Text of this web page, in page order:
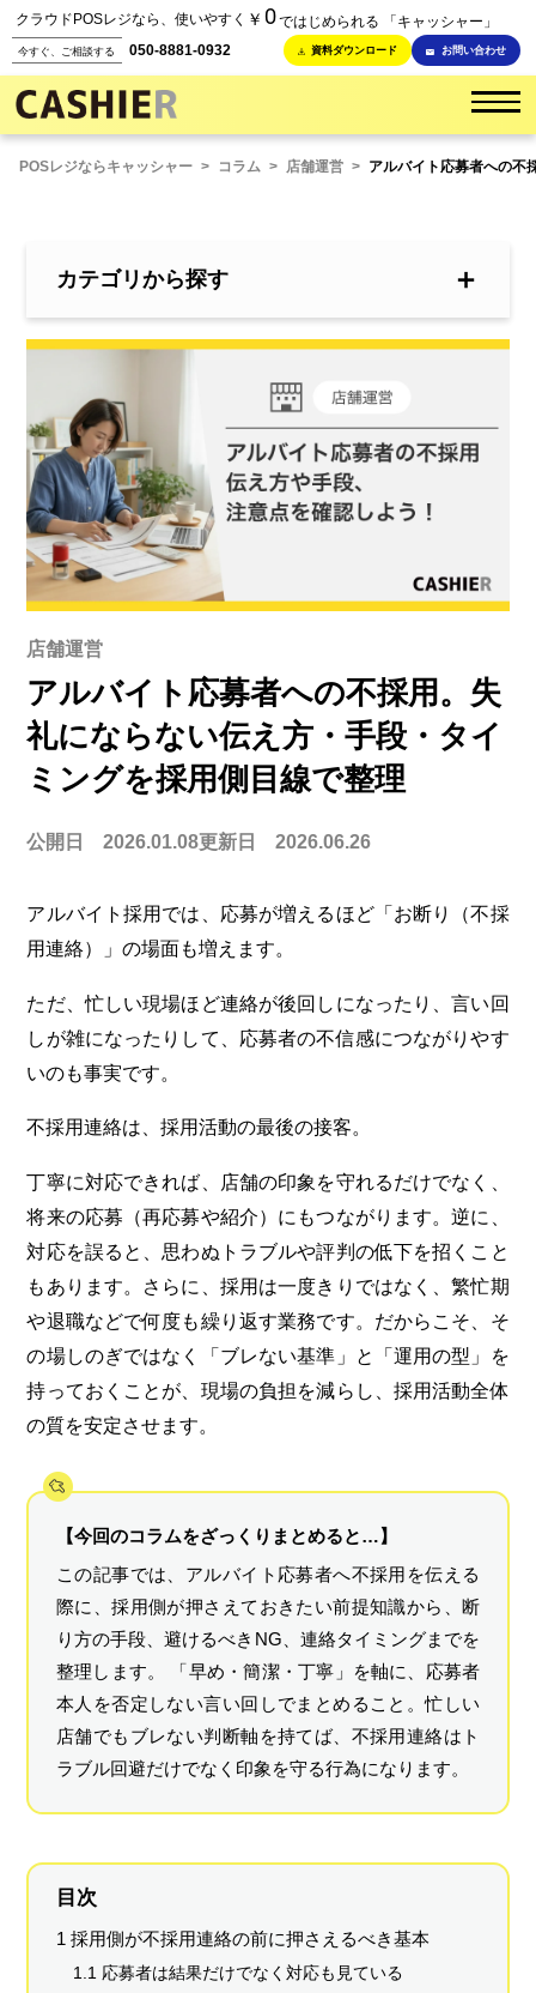
クラウドPOSレジなら、使いやすく ￥ 0ではじめられる 「キャッシャー」
今すぐ、ご相談する 050-8881-0932 資料ダウンロード お問い合わせ
POSレジならキャッシャー > コラム > 店舗運営 > アルバイト応募者への不
カテゴリから探す ＋
店舗運営
アルバイト応募者への不採用。失
礼にならない伝え方・手段・タイ
ミングを採用側目線で整理
公開日 2026.01.08更新日 2026.06.26
アルバイト採用では、応募が増えるほど「お断り（不採
用連絡）」の場面も増えます。
ただ、忙しい現場ほど連絡が後回しになったり、言い回
しが雑になったりして、応募者の不信感につながりやす
いのも事実です。
不採用連絡は、採用活動の最後の接客。
丁寧に対応できれば、店舗の印象を守れるだけでなく、
将来の応募（再応募や紹介）にもつながります。逆に、
対応を誤ると、思わぬトラブルや評判の低下を招くこと
もあります。さらに、採用は一度きりではなく、繁忙期
や退職などで何度も繰り返す業務です。だからこそ、そ
の場しのぎではなく「ブレない基準」と「運用の型」を
持っておくことが、現場の負担を減らし、採用活動全体
の質を安定させます。
【今回のコラムをざっくりまとめると…】
この記事では、アルバイト応募者へ不採用を伝える
際に、採用側が押さえておきたい前提知識から、断
り方の手段、避けるべきNG、連絡タイミングまでを
整理します。 「早め・簡潔・丁寧」を軸に、応募者
本人を否定しない言い回しでまとめること。忙しい
店舗でもブレない判断軸を持てば、不採用連絡はト
ラブル回避だけでなく印象を守る行為になります。
目次
1 採用側が不採用連絡の前に押さえるべき基本
1.1 応募者は結果だけでなく対応も見ている